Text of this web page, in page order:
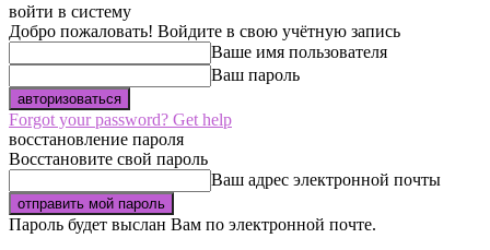
войти в систему
Добро пожаловать! Войдите в свою учётную запись
Ваше имя пользователя
Ваш пароль
Forgot your password? Get help
восстановление пароля
Восстановите свой пароль
Ваш адрес электронной почты
Пароль будет выслан Вам по электронной почте.